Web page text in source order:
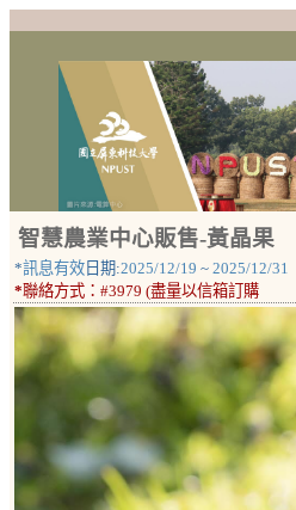
智慧農業中心販售-黃晶果
*訊息有效 日期:2025/12/19 ~ 2025/12/31
*聯絡方式： #3979 (盡量以信箱訂購